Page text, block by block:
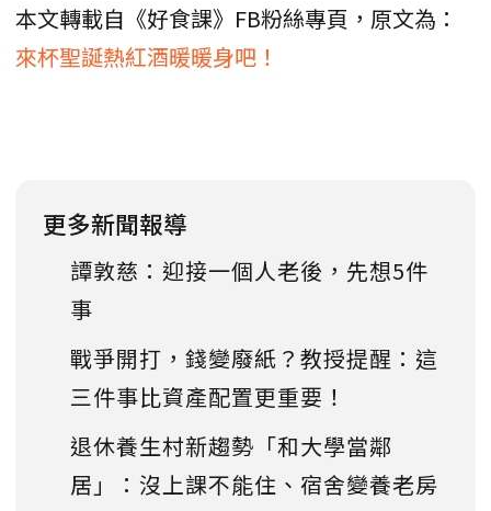
本文轉載自《好食課》FB粉絲專頁，原文為：
來杯聖誕熱紅酒暖暖身吧！
更多新聞報導
譚敦慈：迎接一個人老後，先想5件
事
戰爭開打，錢變廢紙？教授提醒：這
三件事比資產配置更重要！
退休養生村新趨勢「和大學當鄰
居」：沒上課不能住、宿舍變養老房